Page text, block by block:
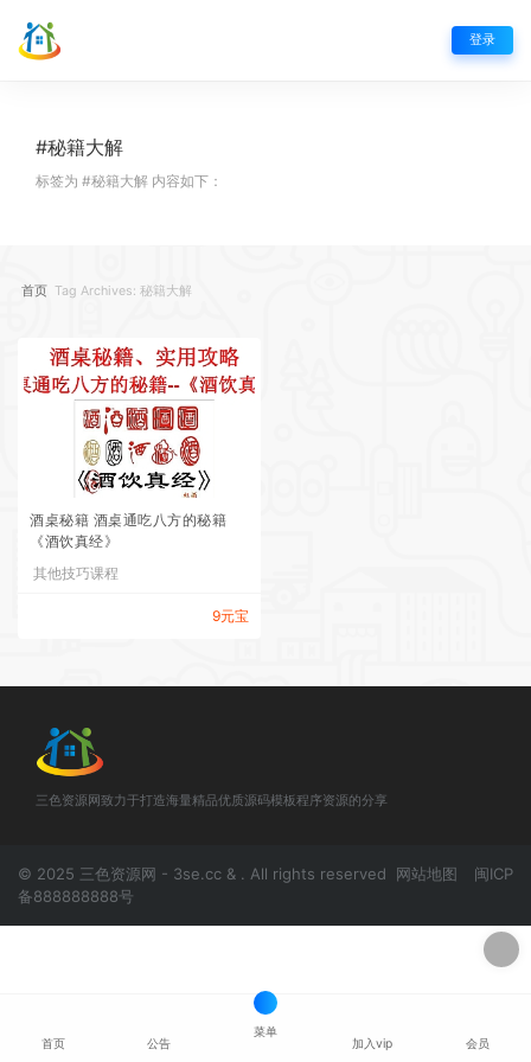
登录
#秘籍大解
标签为 #秘籍大解 内容如下：
首页 Tag Archives: 秘籍大解
酒桌秘籍 酒桌通吃八方的秘籍
《酒饮真经》
其他技巧课程
9元宝
三色资源网致力于打造海量精品优质源码模板程序资源的分享
© 2025 三色资源网 - 3se.cc & . All rights reserved 网站地图
闽ICP
备888888888号
首页 公告
菜单
加入vip
会员